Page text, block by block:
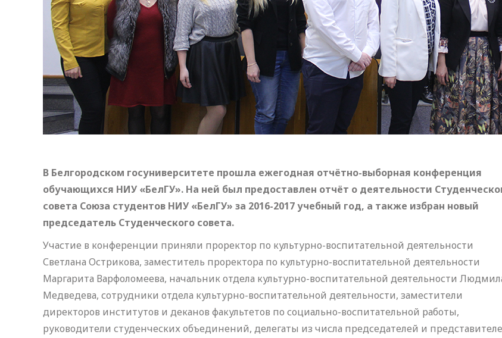
В Белгородском госуниверситете прошла ежегодная отчётно-выборная конференция
обучающихся НИУ «БелГУ». На ней был предоставлен отчёт о деятельности
совета Союза студентов НИУ «БелГУ» за 2016-2017 учебный год, а также избран новый
председатель Студенческого совета.
Участие в конференции приняли проректор по культурно-воспитательной деятельности
Светлана Острикова, заместитель проректора по культурно-воспитательной деятельности
Маргарита Варфоломеева, начальник отдела культурно-воспитательной деятельности
Медведева, сотрудники отдела культурно-воспитательной деятельности, заместители
директоров институтов и деканов факультетов по социально-воспитательной работы,
руководители студенческих объединений, делегаты из числа председателей и